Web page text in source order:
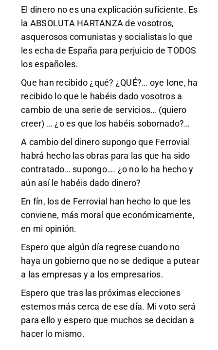
El dinero no es una explicación suficiente. Es
la ABSOLUTA HARTANZA de vosotros,
asquerosos comunistas y socialistas lo que
les echa de España para perjuicio de TODOS
los españoles.
Que han recibido ¿qué? ¿QUÉ?… oye Ione, ha
recibido lo que le habéis dado vosotros a
cambio de una serie de servicios… (quiero
creer) … ¿o es que los habéis sobornado?…
A cambio del dinero supongo que Ferrovial
habrá hecho las obras para las que ha sido
contratado… supongo…. ¿o no lo ha hecho y
aún así le habéis dado dinero?
En fín, los de Ferrovial han hecho lo que les
conviene, más moral que económicamente,
en mi opinión.
Espero que algún día regrese cuando no
haya un gobierno que no se dedique a putear
a las empresas y a los empresarios.
Espero que tras las próximas elecciones
estemos más cerca de ese día. Mi voto será
para ello y espero que muchos se decidan a
hacer lo mismo.